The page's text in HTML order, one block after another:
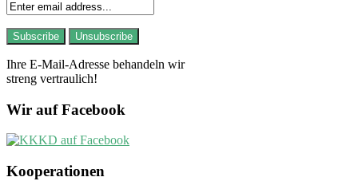
Ihre E-Mail-Adresse behandeln wir
streng vertraulich!
Wir auf Facebook
Kooperationen